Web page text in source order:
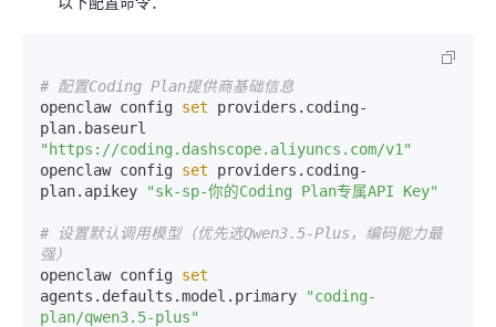
# 配置Coding Plan提供商基础信息
openclaw config set providers.coding-
"https://coding.dashscope.aliyuncs.com/v1"
openclaw config set providers.coding-
plan.apikey
"sk-sp-你的Coding Plan专属API Key"
# 设置默认调用模型（优先选Qwen3.5-Plus，编码能力最
强）
openclaw config set
agents.defaults.model.primary
"coding-
plan/qwen3.5-plus"